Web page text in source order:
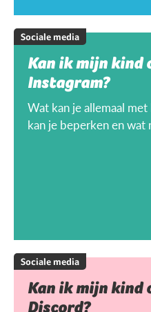
Sociale media
Kan ik mijn kind
Instagram?
Wat kan je allemaal
kan je beperken en wat
Sociale media
Kan ik mijn kind
Discord?